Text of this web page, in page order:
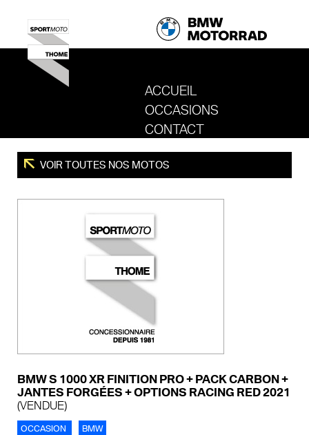
ACCUEIL
REVENIR AU SITE DE SPORT MOTO
OCCASIONS
CONTACT
VOIR TOUTES NOS MOTOS
BMW S 1000 XR FINITION PRO + PACK CARBON +
JANTES FORGÉES + OPTIONS RACING RED 2021
(VENDUE)
OCCASION BMW